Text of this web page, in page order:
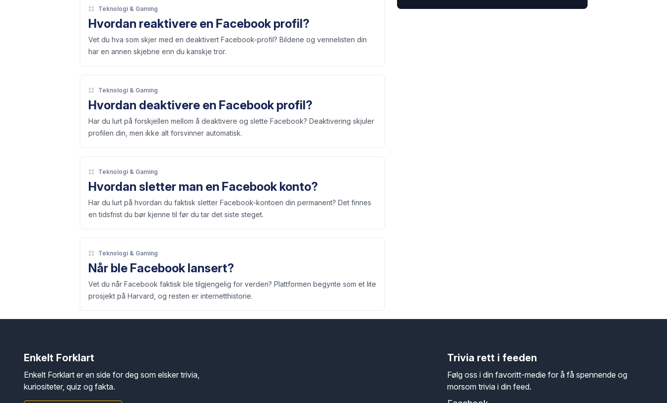
Teknologi & Gaming
Hvordan reaktivere en Facebook profil?
Vet du hva som skjer med en deaktivert Facebook-profil? Bildene og vennelisten din
har en annen skjebne enn du kanskje tror.
Teknologi & Gaming
Hvordan deaktivere en Facebook profil?
Har du lurt på forskjellen mellom å deaktivere og slette Facebook? Deaktivering skjuler
profilen din, men ikke alt forsvinner automatisk.
Teknologi & Gaming
Hvordan sletter man en Facebook konto?
Har du lurt på hvordan du faktisk sletter Facebook-kontoen din permanent? Det finnes
en tidsfrist du bør kjenne til før du tar det siste steget.
Teknologi & Gaming
Når ble Facebook lansert?
Vet du når Facebook faktisk ble tilgjengelig for verden? Plattformen begynte som et lite
prosjekt på Harvard, og resten er internetthistorie.
Enkelt Forklart
Enkelt Forklart er en side for deg som elsker trivia,
kuriositeter, quiz og fakta.
Trivia rett i feeden
Følg oss i din favoritt-medie for å få spennende og
morsom trivia i din feed.